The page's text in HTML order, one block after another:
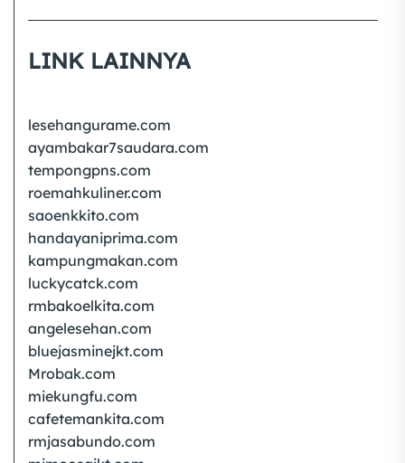
LINK LAINNYA
lesehangurame.com
ayambakar7saudara.com
tempongpns.com
roemahkuliner.com
saoenkkito.com
handayaniprima.com
kampungmakan.com
luckycatck.com
rmbakoelkita.com
angelesehan.com
bluejasminejkt.com
Mrobak.com
miekungfu.com
cafetemankita.com
rmjasabundo.com